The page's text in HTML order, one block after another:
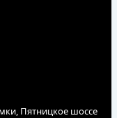
Пятницкое шоссе